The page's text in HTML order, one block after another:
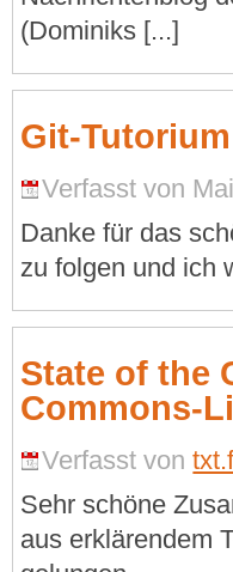
(Dominiks [...]
Git-
Verfasst von
Danke für das
zu folgen und ich
State of the
Commons-
Verfasst von
Sehr schöne
aus erklärendem